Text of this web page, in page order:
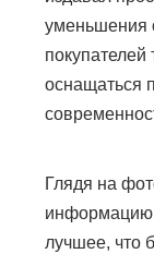
уменьшения
покупателей
оснащаться
Глядя на
информацию
лучшее, что